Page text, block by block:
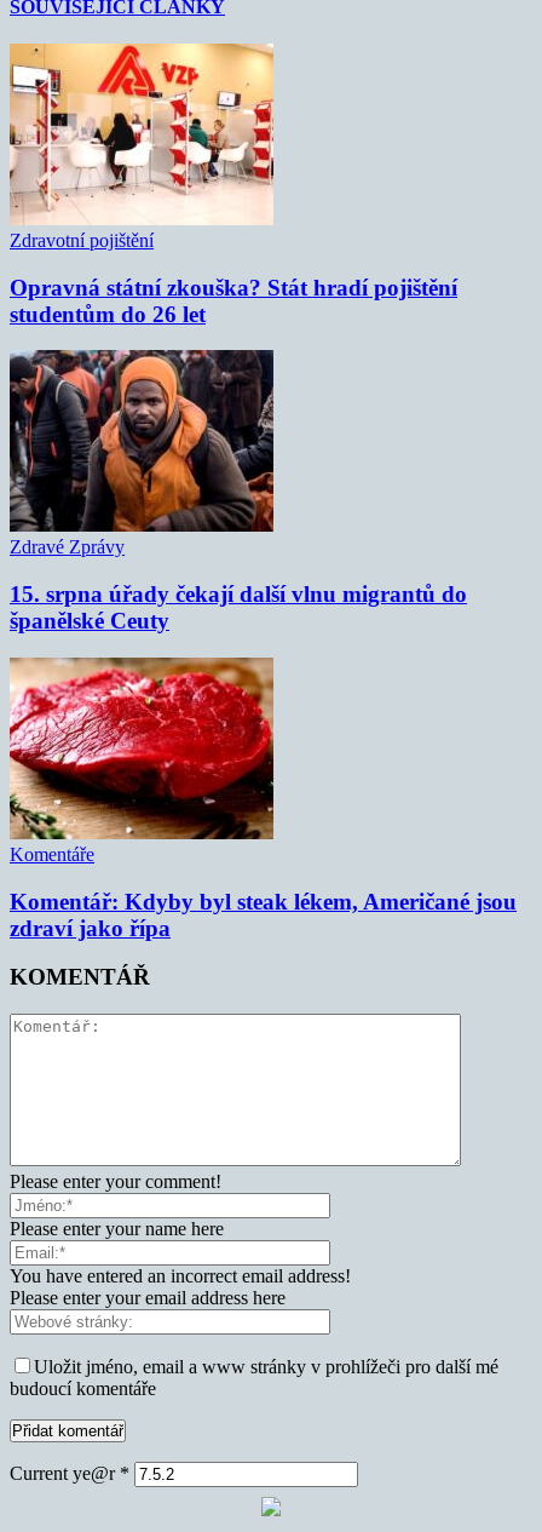
SOUVISEJÍCÍ ČLÁNKY
Zdravotní pojištění
Opravná státní zkouška? Stát hradí pojištění
studentům do 26 let
Zdravé Zprávy
15. srpna úřady čekají další vlnu migrantů do
španělské Ceuty
Komentáře
Komentář: Kdyby byl steak lékem, Američané jsou
zdraví jako řípa
KOMENTÁŘ
Please enter your comment!
Please enter your name here
You have entered an incorrect email address!
Please enter your email address here
Uložit jméno, email a www stránky v prohlížeči pro další mé
budoucí komentáře
Current ye@r *